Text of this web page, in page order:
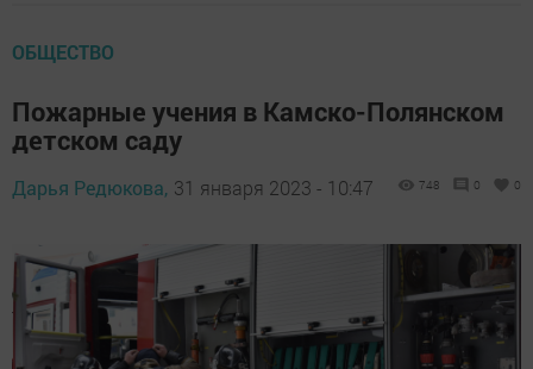
ОБЩЕСТВО
Пожарные учения в Камско-Полянском
детском саду
Дарья Редюкова, 31 января 2023 - 10:47 748 0 0